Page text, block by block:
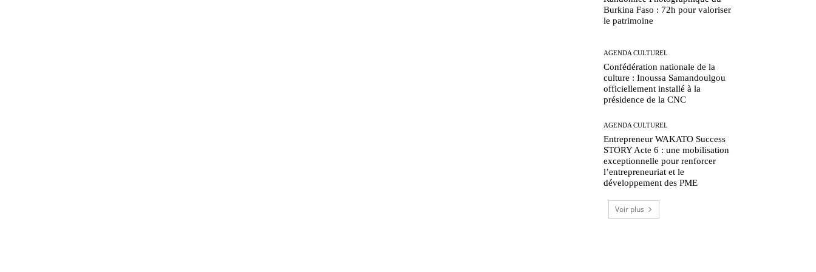
Burkina Faso : 72h pour valoriser
le patrimoine
AGENDA CULTUREL
Confédération nationale de la
culture : Inoussa Samandoulgou
officiellement installé à la
présidence de la CNC
AGENDA CULTUREL
Entrepreneur WAKATO Success
STORY Acte 6 : une mobilisation
exceptionnelle pour renforcer
l’entrepreneuriat et le
développement des PME
Voir plus